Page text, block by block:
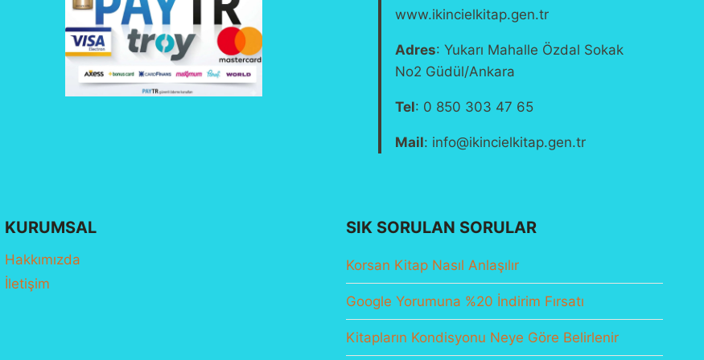
www.ikincielkitap.gen.tr
Adres: Yukarı Mahalle Özdal Sokak
No2 Güdül/Ankara
Tel: 0 850 303 47 65
Mail: info@ikincielkitap.gen.tr
KURUMSAL
Hakkımızda
İletişim
SIK SORULAN SORULAR
Korsan Kitap Nasıl Anlaşılır
Google Yorumuna %20 İndirim Fırsatı
Kitapların Kondisyonu Neye Göre Belirlenir